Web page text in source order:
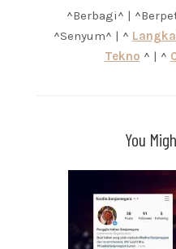
^Berbagi^ |
^Senyum^ | ^
Tekno ^ | ^
You